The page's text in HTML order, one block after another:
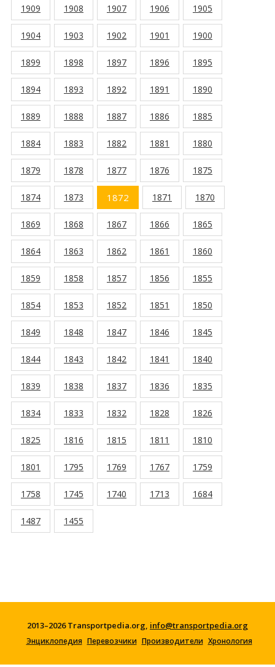
1909 1908 1907 1906 1905
1904 1903 1902 1901 1900
1899 1898 1897 1896 1895
1894 1893 1892 1891 1890
1889 1888 1887 1886 1885
1884 1883 1882 1881 1880
1879 1878 1877 1876 1875
1874 1873 1872 1871 1870
1869 1868 1867 1866 1865
1864 1863 1862 1861 1860
1859 1858 1857 1856 1855
1854 1853 1852 1851 1850
1849 1848 1847 1846 1845
1844 1843 1842 1841 1840
1839 1838 1837 1836 1835
1834 1833 1832 1828 1826
1825 1816 1815 1811 1810
1801 1795 1769 1767 1759
1758 1745 1740 1713 1684
1487 1455
2013–2026 Transportpedia.org, info@transportpedia.org
Энциклопедия Перевозчики Производители Хронология